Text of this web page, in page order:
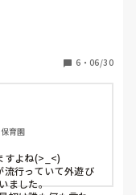
暗くなってしまう
げる
りの強い子達が主
うです。
6 ・ 06/30
育園
すよね(>_<)
流行っていて外遊び
ました。